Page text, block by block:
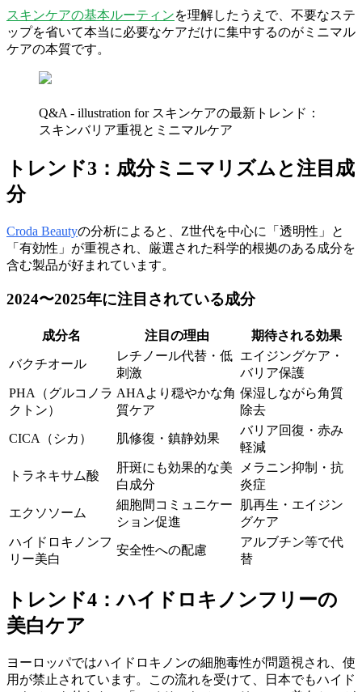
スキンケアの基本ルーティンを理解したうえで、不要なステ
ップを省いて本当に必要なケアだけに集中するのがミニマル
ケアの本質です。
Q&A - illustration for スキンケアの最新トレンド：
スキンバリア重視とミニマルケア
トレンド3：成分ミニマリズムと注目成
分
Croda Beautyの分析によると、Z世代を中心に「透明性」と
「有効性」が重視され、厳選された科学的根拠のある成分を
含む製品が好まれています。
2024〜2025年に注目されている成分
成分名 注目の理由 期待される効果
バクチオール
レチノール代替・低
刺激
エイジングケア・
バリア保護
PHA（グルコノラ
クトン）
AHAより穏やかな角
質ケア
保湿しながら角質
除去
CICA（シカ） 肌修復・鎮静効果
バリア回復・赤み
軽減
トラネキサム酸
肝斑にも効果的な美
白成分
メラニン抑制・抗
炎症
エクソソーム
細胞間コミュニケー
ション促進
肌再生・エイジン
グケア
ハイドロキノンフ
リー美白
安全性への配慮
アルブチン等で代
替
トレンド4：ハイドロキノンフリーの
美白ケア
ヨーロッパではハイドロキノンの細胞毒性が問題視され、使
用が禁止されています。この流れを受けて、日本でもハイド